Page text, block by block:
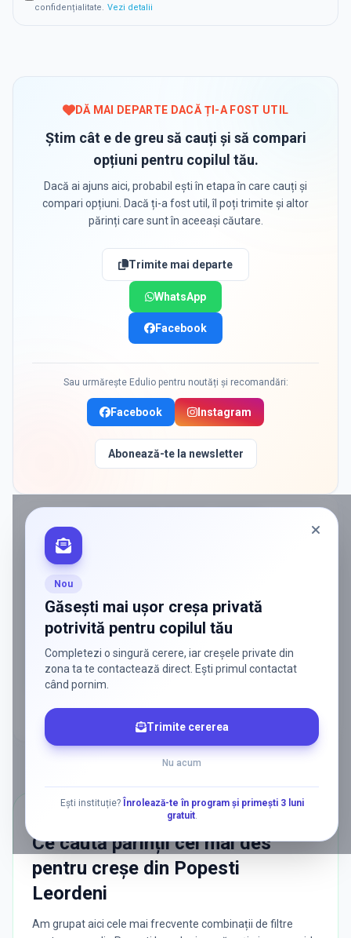
confidențialitate. Vezi detalii
DĂ MAI DEPARTE DACĂ ȚI-A FOST UTIL
Știm cât e de greu să cauți și să compari
opțiuni pentru copilul tău.
Dacă ai ajuns aici, probabil ești în etapa în care cauți și
compari opțiuni. Dacă ți-a fost util, îl poți trimite și altor
părinți care sunt în aceeași căutare.
Trimite mai departe
WhatsApp
Facebook
Sau urmărește Edulio pentru noutăți și recomandări:
Facebook Instagram
Abonează-te la newsletter
Nou
Găsești mai ușor creșa privată
potrivită pentru copilul tău
Completezi o singură cerere, iar creșele private din
zona ta te contactează direct. Ești primul contactat
când pornim.
Trimite cererea
Nu acum
Ești instituție?
Înrolează-te în program și primești 3 luni
gratuit.
ADS
cu familiile care au nevoie de ele — fără
reclamă generală, fără risipă.
Discută despre o colaborare
Ce caută părinții cel mai des
pentru creșe din Popesti
Leordeni
Am grupat aici cele mai frecvente combinații de filtre